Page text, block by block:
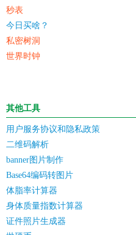
秒表
今日买啥？
私密树洞
世界时钟
其他工具
用户服务协议和隐私政策
二维码解析
banner图片制作
Base64编码转图片
体脂率计算器
身体质量指数计算器
证件照片生成器